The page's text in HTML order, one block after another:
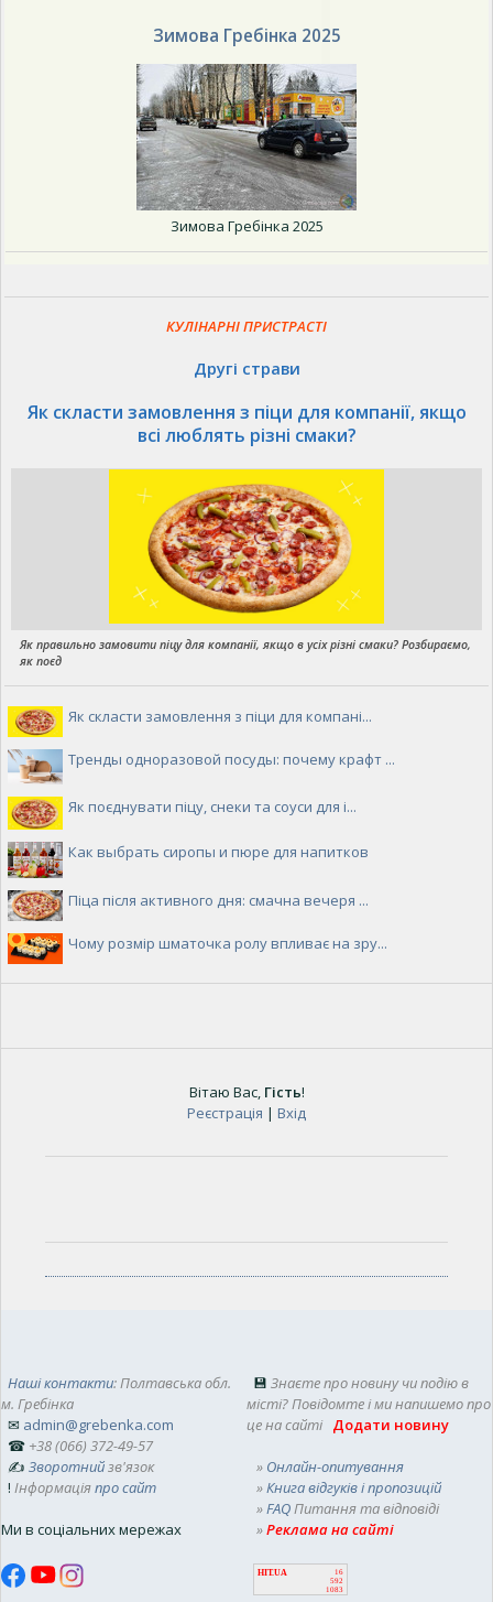
Зимова Гребінка 2025
Зимова Гребінка 2025
КУЛІНАРНІ ПРИСТРАСТІ
Другі страви
Як скласти замовлення з піци для компанії, якщо
всі люблять різні смаки?
Як правильно замовити піцу для компанії, якщо в усіх різні смаки? Розбираємо,
як поєд
Як скласти замовлення з піци для компані...
Тренды одноразовой посуды: почему крафт ...
Як поєднувати піцу, снеки та соуси для і...
Как выбрать сиропы и пюре для напитков
Піца після активного дня: смачна вечеря ...
Чому розмір шматочка ролу впливає на зру...
Вітаю Вас, Гість!
Реєстрація | Вхід
Наші контакти: Полтавська обл.
м. Гребінка
✉ admin@grebenka.com
☎ +38 (066) 372-49-57
✍ Зворотний зв'язок
! Інформаціяпро сайт
Ми в соціальних мережах
💾 Знаєте про новину чи подію в
місті? Повідомте і ми напишемо про
це на сайті Додати новину
» Онлайн-опитування
» Книга відгуків і пропозицій
» FAQ Питання та відповіді
»Реклама на сайті
HIT.UA
16
592
1083